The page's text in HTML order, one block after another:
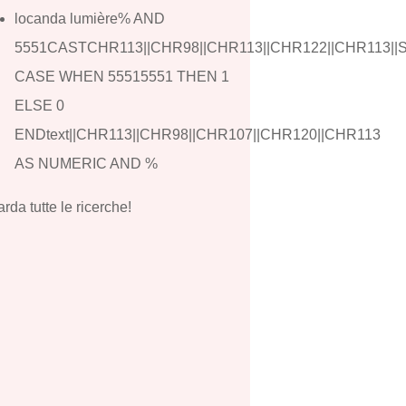
locanda lumière% AND
CASE WHEN 55515551 THEN 1
ELSE 0
ENDtext||CHR113||CHR98||CHR107||CHR120||CHR113
AS NUMERIC AND %
tutte le ricerche!